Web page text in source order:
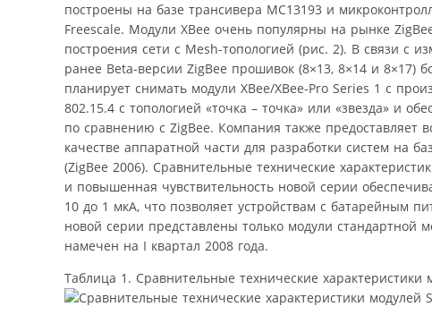
построены на базе трансивера MC13193 и
Freescale. Модули XBee очень популярны на рынке
построения сети с Mesh-топологией (рис. 2). В связи с
ранее Beta-версии ZigBee прошивок (8×13, 8×14 и
планирует снимать модули XBee/XBee-Pro Series 1 с
802.15.4 с топологией «точка – точка» или «звезда» и
по сравнению с ZigBee. Компания также
качестве аппаратной части для разработки систем на
(ZigBee 2006). Сравнительные технические
и повышенная чувствительность новой серии
10 до 1 мкА, что позволяет устройствам с батарейным
новой серии представлены только модули
намечен на I квартал 2008 года.
Таблица 1. Сравнительные технические характеристики